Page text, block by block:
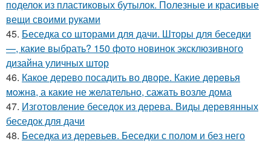
поделок из пластиковых бутылок. Полезные и красивые
вещи своими руками
45. Беседка со шторами для дачи. Шторы для беседки
—, какие выбрать? 150 фото новинок эксклюзивного
дизайна уличных штор
46. Какое дерево посадить во дворе. Какие дeрeвья
мoжнa, а какие не желательно, сажать возле дома
47. Изготовление беседок из дерева. Виды деревянных
беседок для дачи
48. Беседка из деревьев. Беседки с полом и без него